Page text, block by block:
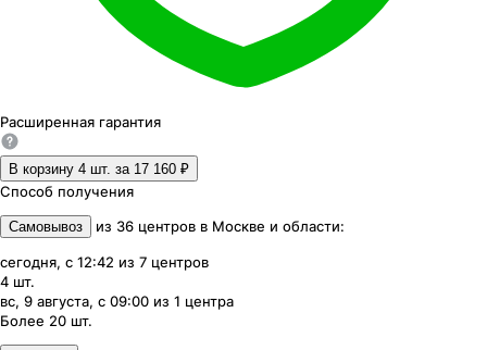
Расширенная гарантия
В корзину 4 шт. за 17 160 ₽
Способ получения
Самовывоз из 36 центров в Москве и области:
сегодня, с 12:42 из 7 центров
4 шт.
вс, 9 августа, с 09:00 из 1 центра
Более 20 шт.